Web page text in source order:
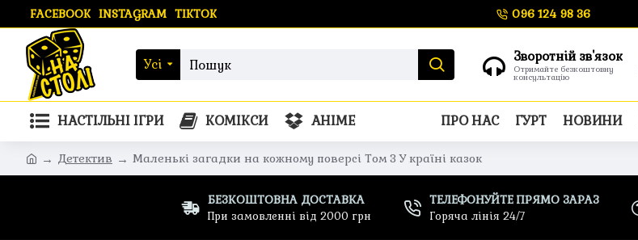
FACEBOOK INSTAGRAM TIKTOK 096 124 98 36
Усі
Зворотній зв'язок
Отримайте безкоштовну
консультацію
НАСТІЛЬНІ ІГРИ КОМІКСИ АНІМЕ ПРО НАС ГУРТ НОВИНИ
Детектив Маленькі загадки на кожному поверсі Том 3 У країні казок
БЕЗКОШТОВНА ДОСТАВКА
При замовленні від 2000 грн
ТЕЛЕФОНУЙТЕ ПРЯМО ЗАРАЗ
Горяча лінія 24/7